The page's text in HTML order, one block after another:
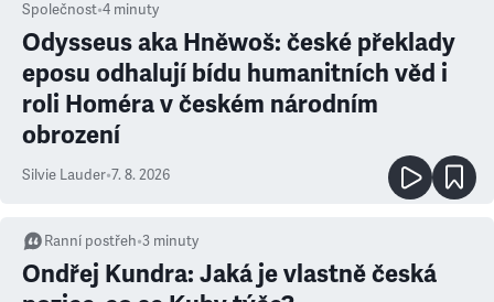
Společnost•4 minuty
Odysseus aka Hněwoš: české překlady
eposu odhalují bídu humanitních věd i
roli Homéra v českém národním
obrození
Silvie Lauder•7. 8. 2026
Ranní postřeh•3 minuty
Ondřej Kundra: Jaká je vlastně česká